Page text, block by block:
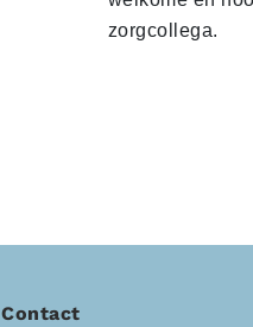
zorgcollega.
Contact